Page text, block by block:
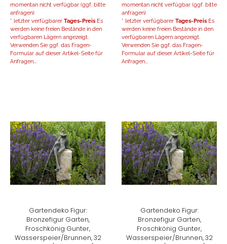
momentan nicht verfügbar (ggf. bitte
anfragen)
* letzter verfügbarer Tages-Preis Es
werden keine freien Bestände in den
verfügbaren Lägern angezeigt.
Verwenden Sie ggf. das Fragen-
Formular auf dieser Artikel-Seite für
Anfragen...
momentan nicht verfügbar (ggf. bitte
anfragen)
* letzter verfügbarer Tages-Preis Es
werden keine freien Bestände in den
verfügbaren Lägern angezeigt.
Verwenden Sie ggf. das Fragen-
Formular auf dieser Artikel-Seite für
Anfragen...
Gartendeko Figur:
Bronzefigur Garten,
Froschkönig Gunter,
Wasserspeier/Brunnen, 32
Gartendeko Figur:
Bronzefigur Garten,
Froschkönig Gunter,
Wasserspeier/Brunnen, 32